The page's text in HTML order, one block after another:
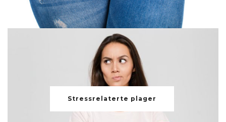
Stressrelaterte plager